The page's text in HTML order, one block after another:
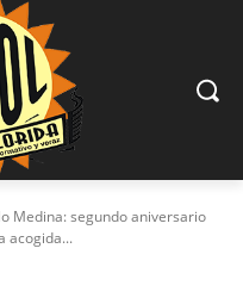
Medina: segundo aniversario
acogida...